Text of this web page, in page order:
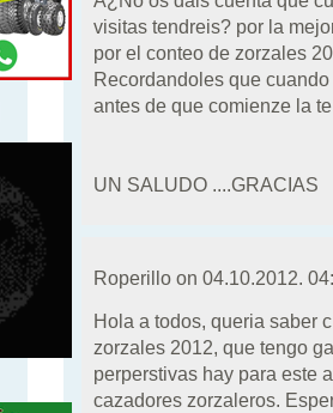
visitas tendreis? por la
por el conteo de zorzales
Recordandoles que
antes de que comienze la
UN SALUDO ....GRACIAS
Roperillo on 04.10.2012.
Hola a todos, queria saber
zorzales 2012, que tengo
perperstivas hay para este
cazadores zorzaleros.